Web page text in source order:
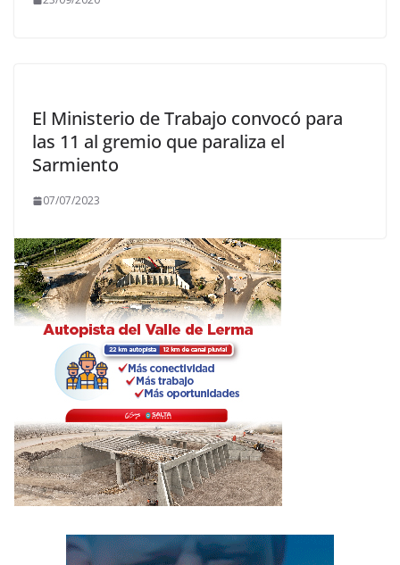
El Ministerio de Trabajo convocó para
las 11 al gremio que paraliza el
Sarmiento
07/07/2023